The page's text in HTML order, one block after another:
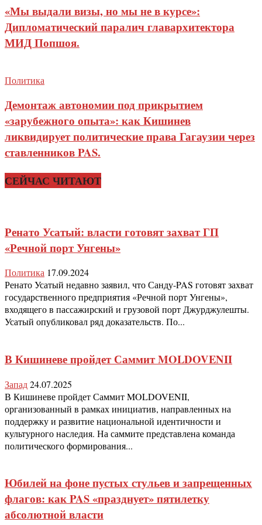
«Мы выдали визы, но мы не в курсе»:
Дипломатический паралич главархитектора
МИД Попшоя.
Политика
Демонтаж автономии под прикрытием
«зарубежного опыта»: как Кишинев
ликвидирует политические права Гагаузии через
ставленников PAS.
СЕЙЧАС ЧИТАЮТ
Ренато Усатый: власти готовят захват ГП
«Речной порт Унгены»
Политика 17.09.2024
Ренато Усатый недавно заявил, что Санду-PAS готовят захват
государственного предприятия «Речной порт Унгены»,
входящего в пассажирский и грузовой порт Джурджулешты.
Усатый опубликовал ряд доказательств. По...
В Кишиневе пройдет Саммит MOLDOVENII
Запад24.07.2025
В Кишиневе пройдет Саммит MOLDOVENII,
организованный в рамках инициатив, направленных на
поддержку и развитие национальной идентичности и
культурного наследия. На саммите представлена команда
политического формирования...
Юбилей на фоне пустых стульев и запрещенных
флагов: как PAS «празднует» пятилетку
абсолютной власти